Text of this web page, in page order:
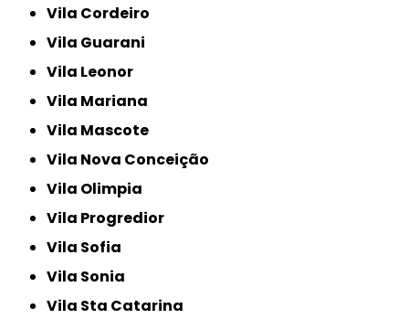
Vila Cordeiro
Vila Guarani
Vila Leonor
Vila Mariana
Vila Mascote
Vila Nova Conceição
Vila Olimpia
Vila Progredior
Vila Sofia
Vila Sonia
Vila Sta Catarina